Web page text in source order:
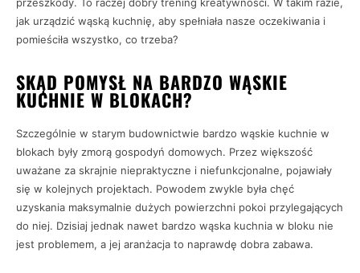
jak urządzić wąską kuchnię, aby spełniała nasze oczekiwania i
pomieściła wszystko, co trzeba?
SKĄD POMYSŁ NA BARDZO WĄSKIE
KUCHNIE W BLOKACH?
Szczególnie w starym budownictwie bardzo wąskie kuchnie w
blokach były zmorą gospodyń domowych. Przez większość
uważane za skrajnie niepraktyczne i niefunkcjonalne, pojawiały
się w kolejnych projektach. Powodem zwykle była chęć
uzyskania maksymalnie dużych powierzchni pokoi przylegających
do niej. Dzisiaj jednak nawet bardzo wąska kuchnia w bloku nie
jest problemem, a jej aranżacja to naprawdę dobra zabawa.